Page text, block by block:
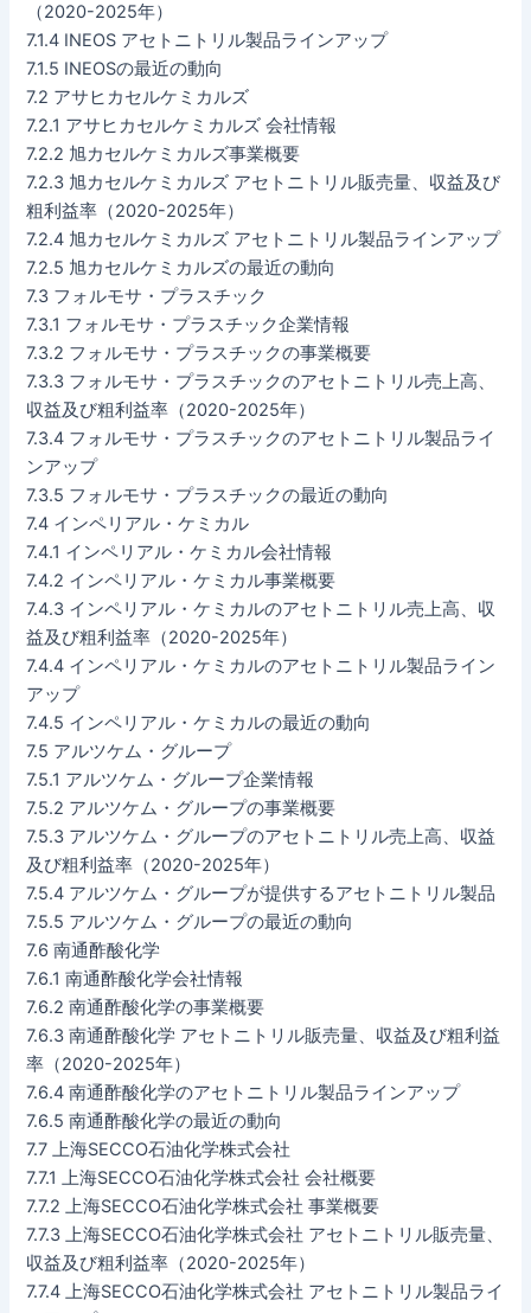
（2020-2025年）
7.1.4 INEOS アセトニトリル製品ラインアップ
7.1.5 INEOSの最近の動向
7.2 アサヒカセルケミカルズ
7.2.1 アサヒカセルケミカルズ 会社情報
7.2.2 旭カセルケミカルズ事業概要
7.2.3 旭カセルケミカルズ アセトニトリル販売量、収益及び
粗利益率（2020-2025年）
7.2.4 旭カセルケミカルズ アセトニトリル製品ラインアップ
7.2.5 旭カセルケミカルズの最近の動向
7.3 フォルモサ・プラスチック
7.3.1 フォルモサ・プラスチック企業情報
7.3.2 フォルモサ・プラスチックの事業概要
7.3.3 フォルモサ・プラスチックのアセトニトリル売上高、
収益及び粗利益率（2020-2025年）
7.3.4 フォルモサ・プラスチックのアセトニトリル製品ライ
ンアップ
7.3.5 フォルモサ・プラスチックの最近の動向
7.4 インペリアル・ケミカル
7.4.1 インペリアル・ケミカル会社情報
7.4.2 インペリアル・ケミカル事業概要
7.4.3 インペリアル・ケミカルのアセトニトリル売上高、収
益及び粗利益率（2020-2025年）
7.4.4 インペリアル・ケミカルのアセトニトリル製品ライン
アップ
7.4.5 インペリアル・ケミカルの最近の動向
7.5 アルツケム・グループ
7.5.1 アルツケム・グループ企業情報
7.5.2 アルツケム・グループの事業概要
7.5.3 アルツケム・グループのアセトニトリル売上高、収益
及び粗利益率（2020-2025年）
7.5.4 アルツケム・グループが提供するアセトニトリル製品
7.5.5 アルツケム・グループの最近の動向
7.6 南通酢酸化学
7.6.1 南通酢酸化学会社情報
7.6.2 南通酢酸化学の事業概要
7.6.3 南通酢酸化学 アセトニトリル販売量、収益及び粗利益
率（2020-2025年）
7.6.4 南通酢酸化学のアセトニトリル製品ラインアップ
7.6.5 南通酢酸化学の最近の動向
7.7 上海SECCO石油化学株式会社
7.7.1 上海SECCO石油化学株式会社 会社概要
7.7.2 上海SECCO石油化学株式会社 事業概要
7.7.3 上海SECCO石油化学株式会社 アセトニトリル販売量、
収益及び粗利益率（2020-2025年）
7.7.4 上海SECCO石油化学株式会社 アセトニトリル製品ライ